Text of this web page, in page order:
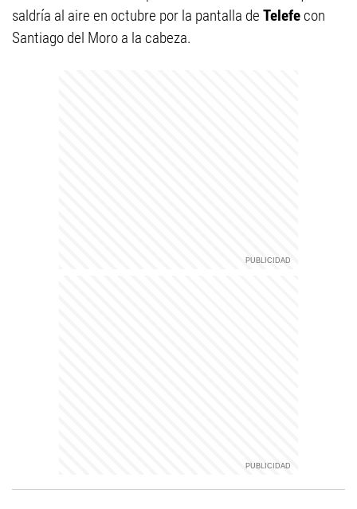
saldría al aire en octubre por la pantalla de Telefe con
Santiago del Moro a la cabeza.